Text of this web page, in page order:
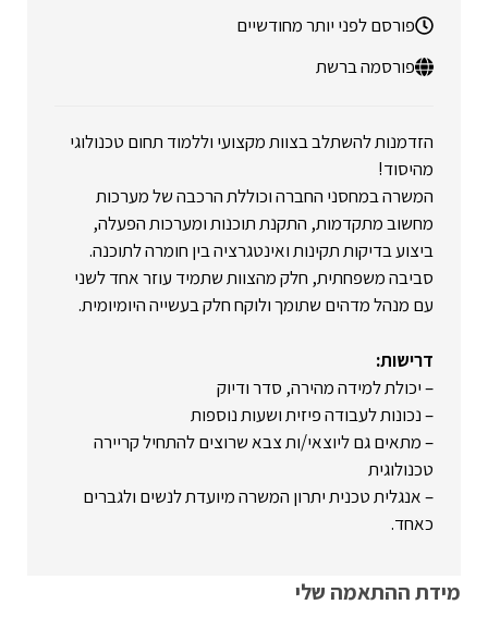
פורסם לפני יותר מחודשיים
פורסמה ברשת
הזדמנות להשתלב בצוות מקצועי וללמוד תחום טכנולוגי
מהיסוד!
המשרה במחסני החברה וכוללת הרכבה של מערכות
מחשוב מתקדמות, התקנת תוכנות ומערכות הפעלה,
ביצוע בדיקות תקינות ואינטגרציה בין חומרה לתוכנה.
סביבה משפחתית, חלק מהצוות שתמיד עוזר אחד לשני
עם מנהל מדהים שתומך ולוקח חלק בעשייה היומיומית.
דרישות:
– יכולת למידה מהירה, סדר ודיוק
– נכונות לעבודה פיזית ושעות נוספות
– מתאים גם ליוצאי/ות צבא שרוצים להתחיל קריירה
טכנולוגית
– אנגלית טכנית יתרון המשרה מיועדת לנשים ולגברים
כאחד.
מידת ההתאמה שלי